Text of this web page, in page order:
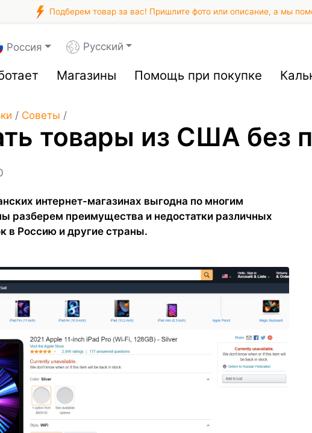
Подберем товар за вас! Пришлите фото или описание, а мы
Россия Русский
Магазины Помощь при покупке
/ Советы /
товары из США без
интернет-магазинах выгодна по многим
разберем преимущества и недостатки различных
в Россию и другие страны.